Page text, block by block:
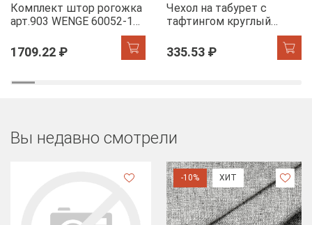
Комплект штор рогожка
арт.903 WENGE 60052-1
1709.22 ₽
Чехол на табурет с
тафтингом круглый
WENGE 60049-1 Tropical
accent
335.53 ₽
Вы недавно смотрели
-10% ХИТ